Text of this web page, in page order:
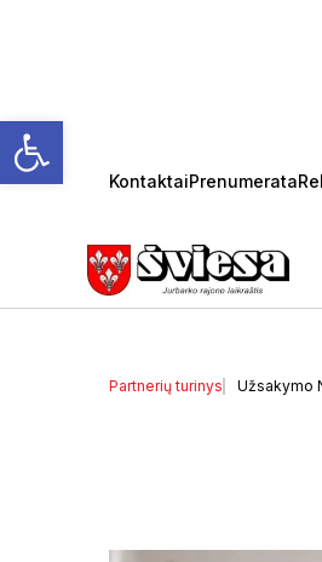
Open toolbar
KontaktaiPrenumerata
Kaip
žingsniai,
Partnerių turinys Užsakymo